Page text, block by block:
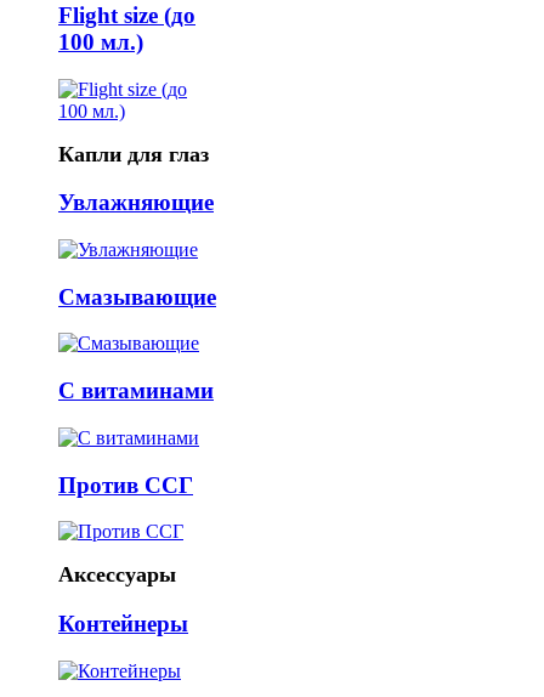
Flight size (до
100 мл.)
Капли для глаз
Увлажняющие
Смазывающие
С витаминами
Против ССГ
Аксессуары
Контейнеры